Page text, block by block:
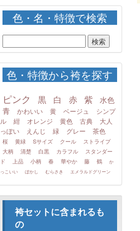
色・名・特徴で検索
色・特徴から袴を探す
ピンク 黒 白 赤 紫
水色
青
かわいい 黄 ベージュ
シンプ
ル
紺 オレンジ 黄色 古典
大人
っぽい
えんじ 緑 グレー 茶色
桜 黄緑 Sサイズ クール
ストライプ
大柄
清楚 白黒 カラフル
スタンダー
ド
上品 小柄 春 華やか 藤 鶴
か
っこいい
ぼかし むらさき エメラルドグリーン
袴セットに含まれるも
の